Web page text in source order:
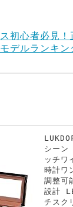
初心者必見！
デルランキ
シーン
ッチワ
時計
調整可
設計
チスク